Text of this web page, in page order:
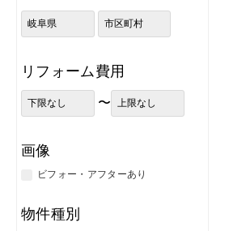
リフォーム費用
〜
画像
ビフォー・アフターあり
物件種別